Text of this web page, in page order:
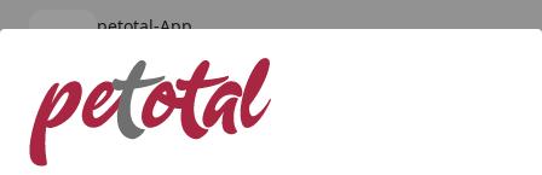
petotal-App
kostenlos - Im App Store
Alle Produkte
Mein Konto